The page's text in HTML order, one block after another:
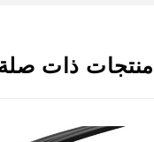
ذات صلة